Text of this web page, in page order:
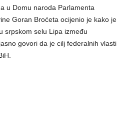
u Domu naroda Parlamenta
Goran Broćeta ocijenio je kako je
srpskom selu Lipa između
govori da je cilj federalnih vlasti